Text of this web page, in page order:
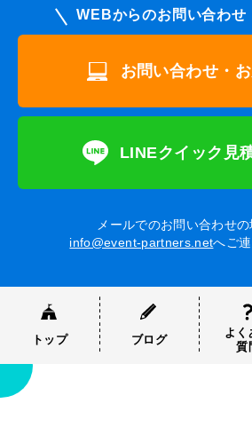
WEBからのお問い合わせ
お問い合わせ・
LINEクイック見
メールでのお問い合わせの
info@event-partners.netへご
トップ ブログ
よく
質